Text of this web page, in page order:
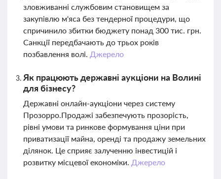
зловживанні службовим становищем за
закупівлю м'яса без тендерної процедури, що
спричинило збитки бюджету понад 300 тис. грн.
Санкції передбачають до трьох років
позбавлення волі. Джерело
Як працюють державні аукціони на Волині
для бізнесу?
Державні онлайн-аукціони через систему
Прозорро.Продажі забезпечують прозорість,
рівні умови та ринкове формування ціни при
приватизації майна, оренді та продажу земельних
ділянок. Це сприяє залученню інвестицій і
розвитку місцевої економіки. Джерело